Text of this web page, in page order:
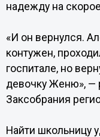
надежду на
«И он вернулся.
контужен,
госпитале, но
девочку Женю», —
Заксобрания
Найти школьницу